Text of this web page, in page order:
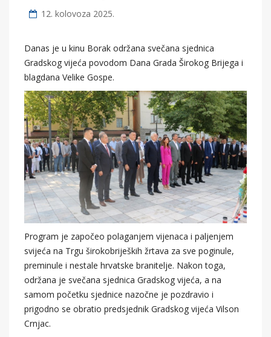
12. kolovoza 2025.
Danas je u kinu Borak održana svečana sjednica
Gradskog vijeća povodom Dana Grada Širokog Brijega i
blagdana Velike Gospe.
Program je započeo polaganjem vijenaca i paljenjem
svijeća na Trgu širokobrijeških žrtava za sve poginule,
preminule i nestale hrvatske branitelje. Nakon toga,
održana je svečana sjednica Gradskog vijeća, a na
samom početku sjednice nazočne je pozdravio i
prigodno se obratio predsjednik Gradskog vijeća Vilson
Crnjac.